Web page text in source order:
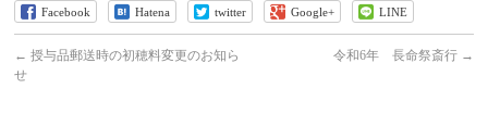
Facebook Hatena twitter Google+ LINE
← 授与品郵送時の初穂料変更のお知ら
せ
令和6年 長命祭斎行 →